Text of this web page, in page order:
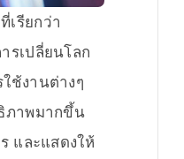
รียกว่า
รเปลี่ยนโลก
ช้งานต่างๆ
ภาพมากขึ้น
และแสดงให้